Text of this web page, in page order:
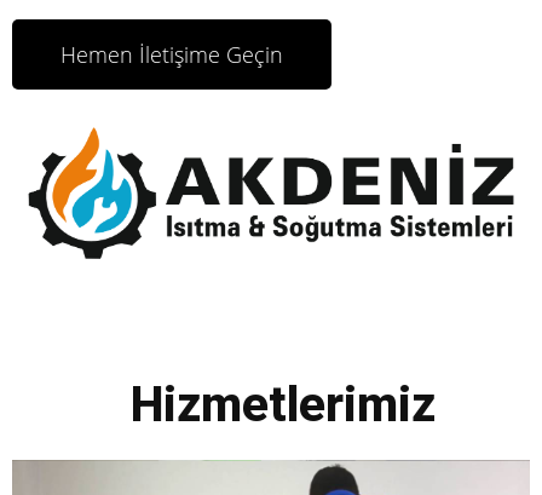
Hemen İletişime Geçin
Hizmetlerimiz